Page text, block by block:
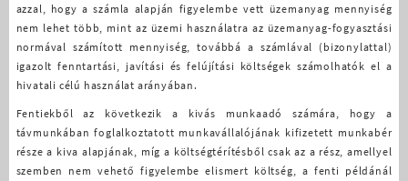
azzal, hogy a számla alapján figyelembe vett üzemanyag mennyiség
nem lehet több, mint az üzemi használatra az üzemanyag-fogyasztási
normával számított mennyiség, továbbá a számlával (bizonylattal)
igazolt fenntartási, javítási és felújítási költségek számolhatók el a
hivatali célú használat arányában.
Fentiekből az következik a kivás munkaadó számára, hogy a
távmunkában foglalkoztatott munkavállalójának kifizetett munkabér
része a kiva alapjának, míg a költségtérítésből csak az a rész, amellyel
szemben nem vehető figyelembe elismert költség, a fenti példánál